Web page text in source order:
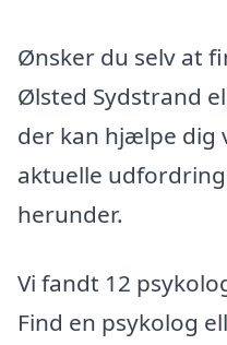
Ønsker du selv at
Ølsted Sydstrand
der kan hjælpe dig
aktuelle
herunder.
Vi fandt 12
Find en psykolog